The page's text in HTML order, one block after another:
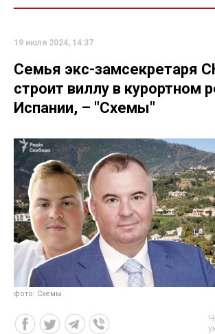
19 июля 2024, 14:37
Семья экс-замсекретаря
строит виллу в курортном
Испании, – "Схемы"
фото: Схемы